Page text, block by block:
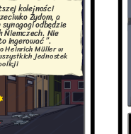
kolejności
Żydom, a
synagogiodbędzie
Niemczech. Nie
ingerować ”.
Heinrich Müller w
jednostek